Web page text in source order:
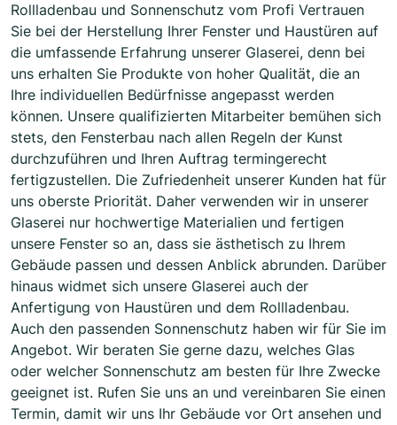
Rollladenbau und Sonnenschutz vom Profi Vertrauen
Sie bei der Herstellung Ihrer Fenster und Haustüren auf
die umfassende Erfahrung unserer Glaserei, denn bei
uns erhalten Sie Produkte von hoher Qualität, die an
Ihre individuellen Bedürfnisse angepasst werden
können. Unsere qualifizierten Mitarbeiter bemühen sich
stets, den Fensterbau nach allen Regeln der Kunst
durchzuführen und Ihren Auftrag termingerecht
fertigzustellen. Die Zufriedenheit unserer Kunden hat für
uns oberste Priorität. Daher verwenden wir in unserer
Glaserei nur hochwertige Materialien und fertigen
unsere Fenster so an, dass sie ästhetisch zu Ihrem
Gebäude passen und dessen Anblick abrunden. Darüber
hinaus widmet sich unsere Glaserei auch der
Anfertigung von Haustüren und dem Rollladenbau.
Auch den passenden Sonnenschutz haben wir für Sie im
Angebot. Wir beraten Sie gerne dazu, welches Glas
oder welcher Sonnenschutz am besten für Ihre Zwecke
geeignet ist. Rufen Sie uns an und vereinbaren Sie einen
Termin, damit wir uns Ihr Gebäude vor Ort ansehen und